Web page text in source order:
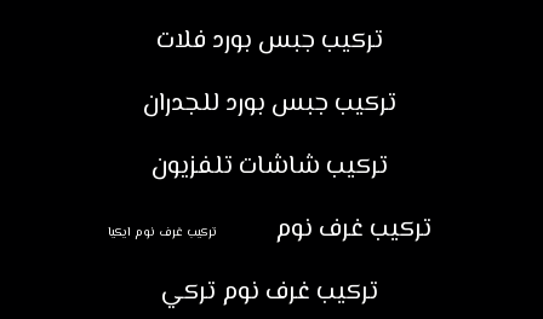
تركيب جبس بورد فلات
تركيب جبس بورد للجدران
تركيب شاشات تلفزيون
تركيب غرف نوم
تركيب غرف نوم ايكيا
تركيب غرف نوم تركي